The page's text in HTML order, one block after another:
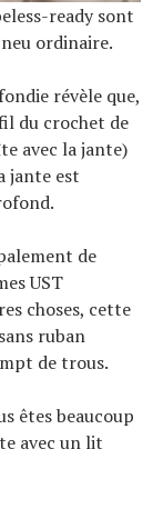
ready sont
ordinaire.
révèle que,
du crochet de
avec la jante)
jante est
de
UST
choses, cette
ruban
de trous.
êtes beaucoup
avec un lit